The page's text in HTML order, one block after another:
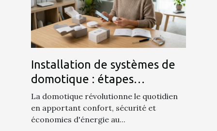
Installation de systèmes de
domotique : étapes
essentielles pour débutants
La domotique révolutionne le quotidien
en apportant confort, sécurité et
économies d'énergie au...